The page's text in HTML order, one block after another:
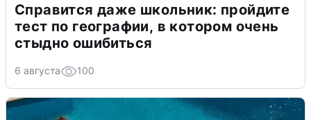
Справится даже школьник: пройдите
тест по географии, в котором очень
стыдно ошибиться
6 августа 100